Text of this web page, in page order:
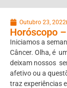
Outubro 23, 2022
Horóscopo
Iniciamos a
Câncer. Olha, é
deixam nossos
afetivo ou a
traz experiências